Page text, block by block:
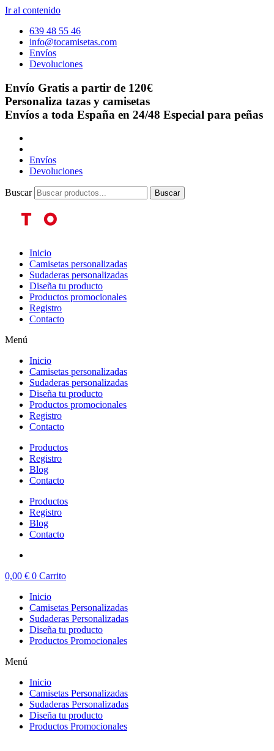
Ir al contenido
639 48 55 46
info@tocamisetas.com
Envíos
Devoluciones
Envío Gratis a partir de 120€
Personaliza tazas y camisetas
Envíos a toda España en 24/48 Especial para peñas
Envíos
Devoluciones
Buscar Buscar
Inicio
Camisetas personalizadas
Sudaderas personalizadas
Diseña tu producto
Productos promocionales
Registro
Contacto
Menú
Inicio
Camisetas personalizadas
Sudaderas personalizadas
Diseña tu producto
Productos promocionales
Registro
Contacto
Productos
Registro
Blog
Contacto
Productos
Registro
Blog
Contacto
0,00 € 0 Carrito
Inicio
Camisetas Personalizadas
Sudaderas Personalizadas
Diseña tu producto
Productos Promocionales
Menú
Inicio
Camisetas Personalizadas
Sudaderas Personalizadas
Diseña tu producto
Productos Promocionales